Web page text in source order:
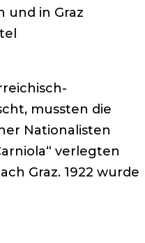
und in Graz
mussten die
Nationalisten
verlegten
Graz. 1922 wurde